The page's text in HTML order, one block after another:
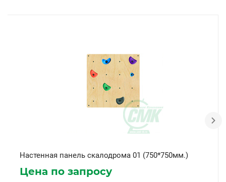
Настенная панель скалодрома 01 (750*750мм.)
Цена по запросу